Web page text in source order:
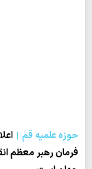
حوزه علمیه قم
فرمان رهبر معظم